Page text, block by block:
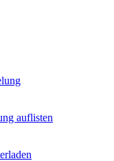
auflisten